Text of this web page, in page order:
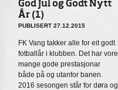
God Jul og Godt Nytt
År (1)
PUBLISERT 27.12.2015
FK Vang takker alle for eit godt
fotballår i klubben. Det har vore
mange gode prestasjonar
både på og utanfor banen.
2016 sesongen står for døra og